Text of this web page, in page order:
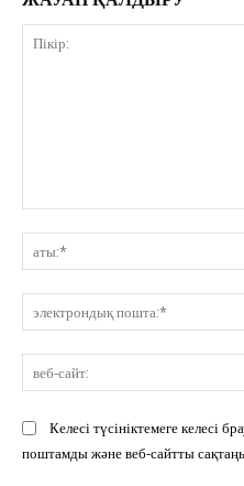
Келесі түсініктемеге келесі
поштамды және веб-сайтты